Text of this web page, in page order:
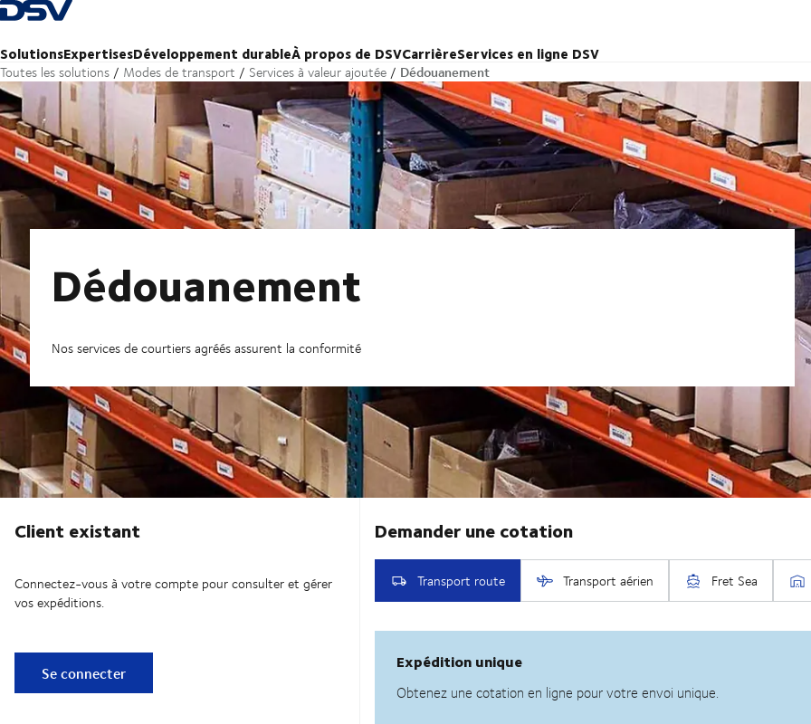
Retour à la page d'accueil
SolutionsExpertisesDéveloppement durableÀ propos de DSVCarrièreServices en ligne DSV
Toutes les solutions Modes de transport Services à valeur ajoutée Dédouanement
Dédouanement
Nos services de courtiers agréés assurent la conformité
Client existant
Connectez-vous à votre compte pour consulter et gérer
vos expéditions.
Se connecter